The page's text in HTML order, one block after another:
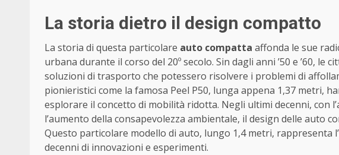
La storia dietro il design compatto
La storia di questa particolare auto compatta affonda le sue
urbana durante il corso del 20º secolo. Sin dagli anni ’50 e ’60, le
soluzioni di trasporto che potessero risolvere i problemi di
pionieristici come la famosa Peel P50, lunga appena 1,37 metri,
esplorare il concetto di mobilità ridotta. Negli ultimi decenni, con
l’aumento della consapevolezza ambientale, il design delle auto
Questo particolare modello di auto, lungo 1,4 metri, rappresenta
decenni di innovazioni e esperimenti.